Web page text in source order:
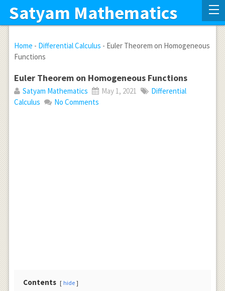
Satyam Mathematics
Home - Differential Calculus - Euler Theorem on Homogeneous
Functions
Euler Theorem on Homogeneous Functions
Satyam Mathematics May 1, 2021
Differential
Calculus
No Comments
Contents hide